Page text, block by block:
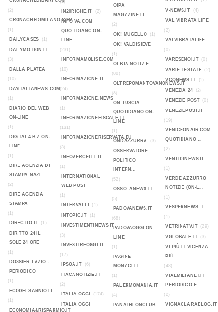
(2)
CRONACHEDIMILANO.COM
(1)
DAILYCASES
(1)
DAILYMOTION.IT
(3)
DALLA PLATEA
(10)
DAYITALIANEWS.COM
(1)
DIARIO DEL WEB
ON-LINE
(1)
DIGITAL4.BIZ ON-
LINE
(1)
DIRE AGENZIA DI
STAMPA NAZI...
(2)
DIRE AGENZIA
STAMPA
(1)
DIRECTIO.IT
(1)
DIRITTO 24 IL
SOLE 24 ORE
(1)
DOSSIER LAZIO -
PERIODICO
(1)
ECODELSANNIO.IT
(1)
ECONOMIA&RISPARMIO.IT
(1)
IN20RIGHE.IT
(2)
INFOIVA.COM
QUOTIDIANO ON-
LINE
(231)
INFORMAMOLISE.COM
(10)
INFORMAZIONE.IT
(24)
INFORMAZIONE.NEWS
(1)
INFORMAZIONEFISCALE.IT
(131)
INFORMAZIONERISERVATA.EU
(3)
INFOVERCELLI.IT
(1)
INTERNATIONAL
WEB POST
(1)
INTERVALLI
(1)
INTOPIC.IT (1)
INVESTIMENTINEWS.IT
(3)
INVESTIREOGGI.IT
(17)
IPSOA.IT
(6)
ITACANOTIZIE.IT
(2)
ITALIA OGGI
(174)
ITALIA OGGI
OIPA
MAGAZINE.IT
(2)
OK! MUGELLO
(1)
OK! VALDISIEVE
(1)
OLBIA NOTIZIE
(88)
OLTREPOMANTOVANONEWS.IT
(8)
ON TUSCIA
QUOTIDIANO ON-
LINE
(1)
ONDAZZURRA
(3)
OSSERVATORE
POLITICO
INTERN...
(52)
OSSOLANEWS.IT
(5)
PADOVANEWS.IT
(68)
PADOVAOGGI ON
LINE
(1)
PAGINE
MONACI.IT
(1)
PALERMOMANIA.IT
(4)
PANATHLONCLUB
V-NEWS.IT (4)
VAL VIBRATA LIFE
(2)
VALVIBRATALIFE
(0)
VARESENOI.IT
(0)
VARIE TESTATE (2)
VCONEWS.IT (1)
VENEZIA 24 (2)
VENEZIE POST (0)
VENEZIEPOST.IT
(19)
VENICEONAIR.COM
QUOTIDIANO ...
(2)
VENTIDINEWS.IT
(1)
VERDE AZZURRO
NOTIZIE (ON-L...
(1)
VESPERNEWS.IT
(1)
VETRINATV.IT
(29)
VGLOBALE.IT (3)
VI PIÙ.IT VICENZA
PIÙ
(48)
VIAEMILIANET.IT
PERIODICO E...
(2)
VIGNACLARABLOG.IT